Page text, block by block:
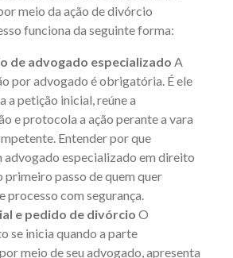
meio da ação de divórcio
funciona da seguinte forma:
de advogado especializado A
por advogado é obrigatória. É ele
a petição inicial, reúne a
e protocola a ação perante a vara
Entenderpor que
advogado especializado em direito
primeiro passo de quem quer
processo com segurança.
e pedido de divórcio O
se inicia quando a parte
meio de seu advogado, apresenta